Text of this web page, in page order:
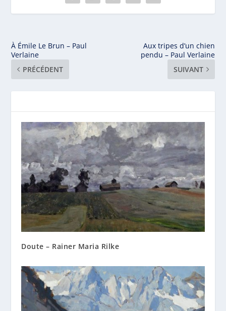
À Émile Le Brun – Paul
Verlaine
PRÉCÉDENT
Aux tripes d’un chien
pendu – Paul Verlaine
SUIVANT
Doute – Rainer Maria Rilke